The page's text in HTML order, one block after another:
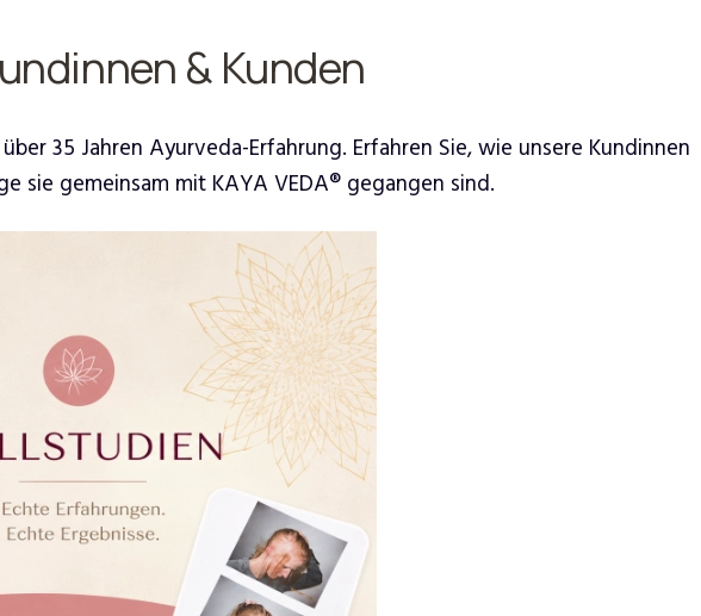
& Kunden
35 Jahren Ayurveda-Erfahrung. Erfahren Sie, wie unsere Kundinnen
sie gemeinsam mit KAYA VEDA® gegangen sind.